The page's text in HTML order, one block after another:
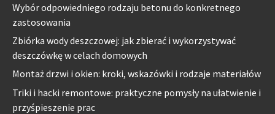
Wybór odpowiedniego rodzaju betonu do konkretnego
zastosowania
Zbiórka wody deszczowej: jak zbierać i wykorzystywać
deszczówkę w celach domowych
Montaż drzwi i okien: kroki, wskazówki i rodzaje materiałów
Triki i hacki remontowe: praktyczne pomysły na ułatwienie i
przyśpieszenie prac